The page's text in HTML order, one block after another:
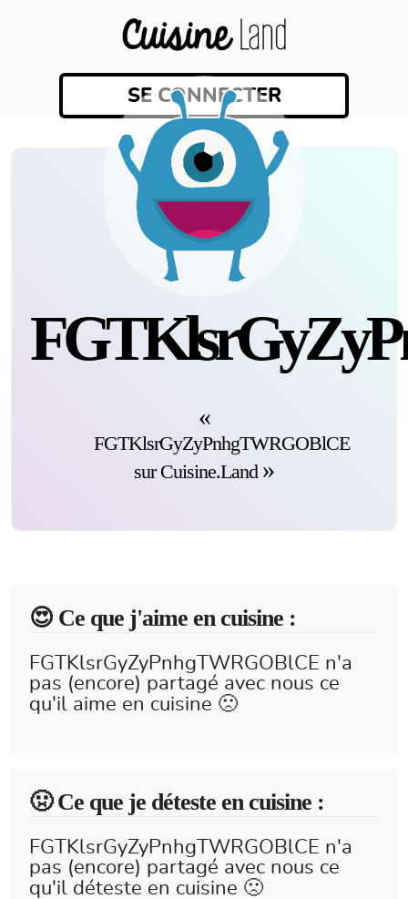
SE CONNECTER
FGTKlsrGyZyPnhgTWRGOBlCE
sur Cuisine.Land
😍️ Ce que j'aime en cuisine :
FGTKlsrGyZyPnhgTWRGOBlCE n'a
pas (encore) partagé avec nous ce
qu'il aime en cuisine 🙁
🤢 Ce que je déteste en cuisine :
FGTKlsrGyZyPnhgTWRGOBlCE n'a
pas (encore) partagé avec nous ce
qu'il déteste en cuisine 🙁